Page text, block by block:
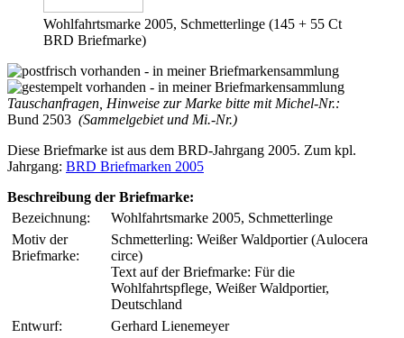
Wohlfahrtsmarke 2005, Schmetterlinge (145 + 55 Ct
BRD Briefmarke)
Tauschanfragen, Hinweise zur Marke bitte mit Michel-Nr.:
Bund 2503 (Sammelgebiet und Mi.-Nr.)
Diese Briefmarke ist aus dem BRD-Jahrgang 2005. Zum kpl.
Jahrgang: BRD Briefmarken 2005
Beschreibung der Briefmarke:
Bezeichnung:
Wohlfahrtsmarke 2005, Schmetterlinge
Motiv der
Briefmarke:
Schmetterling: Weißer Waldportier (Aulocera
circe)
Text auf der Briefmarke: Für die
Wohlfahrtspflege, Weißer Waldportier,
Deutschland
Entwurf:
Gerhard Lienemeyer